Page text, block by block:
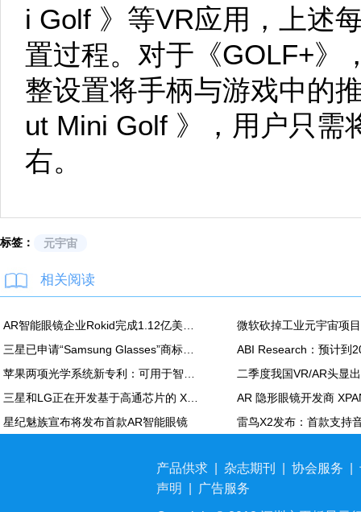
i Golf 》等VR应用，上述
置过程。对于《GOLF+》
整设置将手柄与游戏中的
ut Mini Golf 》，用户只需
右。
标签： 元宇宙
相关阅读
星纪魅族宣布将发布首款AR智能眼镜
产品供求 杂志期刊 协会服务
声明
广告服务